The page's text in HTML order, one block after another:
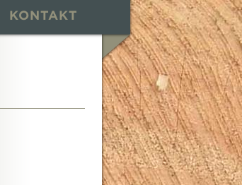
KONTAKT